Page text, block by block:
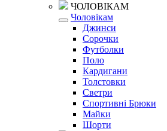
ЧОЛОВІКАМ
Чоловікам
Джинси
Сорочки
Футболки
Поло
Кардигани
Толстовки
Светри
Спортивні Брюки
Майки
Шорти